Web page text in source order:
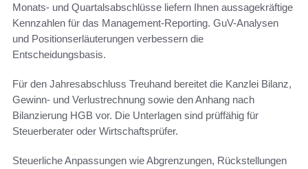
Monats- und Quartalsabschlüsse liefern Ihnen aussagekräftige
Kennzahlen für das Management-Reporting. GuV-Analysen
und Positionserläuterungen verbessern die
Entscheidungsbasis.
Für den Jahresabschluss Treuhand bereitet die Kanzlei Bilanz,
Gewinn- und Verlustrechnung sowie den Anhang nach
Bilanzierung HGB vor. Die Unterlagen sind prüffähig für
Steuerberater oder Wirtschaftsprüfer.
Steuerliche Anpassungen wie Abgrenzungen, Rückstellungen